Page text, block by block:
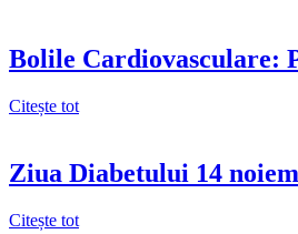
Bolile Cardiovasculare:
Citește tot
Ziua Diabetului 14
Citește tot